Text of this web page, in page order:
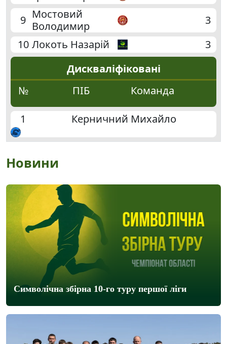
9 Мостовий
Володимир
3
10 Локоть Назарій
3
Дискваліфіковані
№
ПІБ Команда
1 Керничний Михайло
Новини
Символічна збірна 10-го туру першої ліги